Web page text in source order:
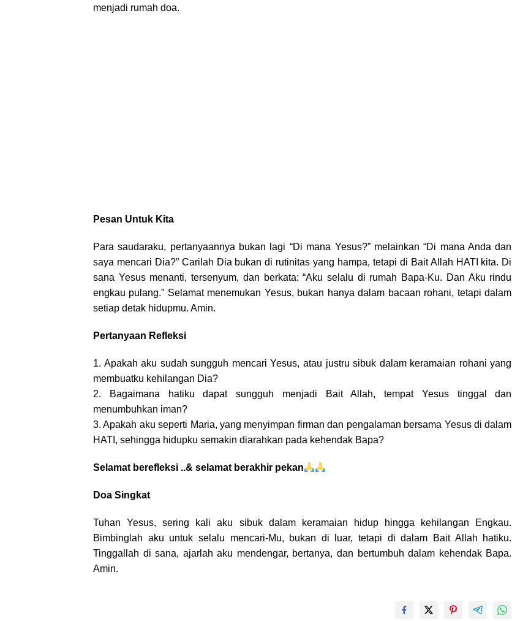
menjadi rumah doa.
Pesan Untuk Kita
Para saudaraku, pertanyaannya bukan lagi “Di mana Yesus?” melainkan “Di mana Anda dan
saya mencari Dia?” Carilah Dia bukan di rutinitas yang hampa, tetapi di Bait Allah HATI kita. Di
sana Yesus menanti, tersenyum, dan berkata: “Aku selalu di rumah Bapa-Ku. Dan Aku rindu
engkau pulang.” Selamat menemukan Yesus, bukan hanya dalam bacaan rohani, tetapi dalam
setiap detak hidupmu. Amin.
Pertanyaan Refleksi
1. Apakah aku sudah sungguh mencari Yesus, atau justru sibuk dalam keramaian rohani yang
membuatku kehilangan Dia?
2. Bagaimana hatiku dapat sungguh menjadi Bait Allah, tempat Yesus tinggal dan
menumbuhkan iman?
3. Apakah aku seperti Maria, yang menyimpan firman dan pengalaman bersama Yesus di dalam
HATI, sehingga hidupku semakin diarahkan pada kehendak Bapa?
Selamat berefleksi ..& selamat berakhir pekan
Doa Singkat
Tuhan Yesus, sering kali aku sibuk dalam keramaian hidup hingga kehilangan Engkau.
Bimbinglah aku untuk selalu mencari-Mu, bukan di luar, tetapi di dalam Bait Allah hatiku.
Tinggallah di sana, ajarlah aku mendengar, bertanya, dan bertumbuh dalam kehendak Bapa.
Amin.